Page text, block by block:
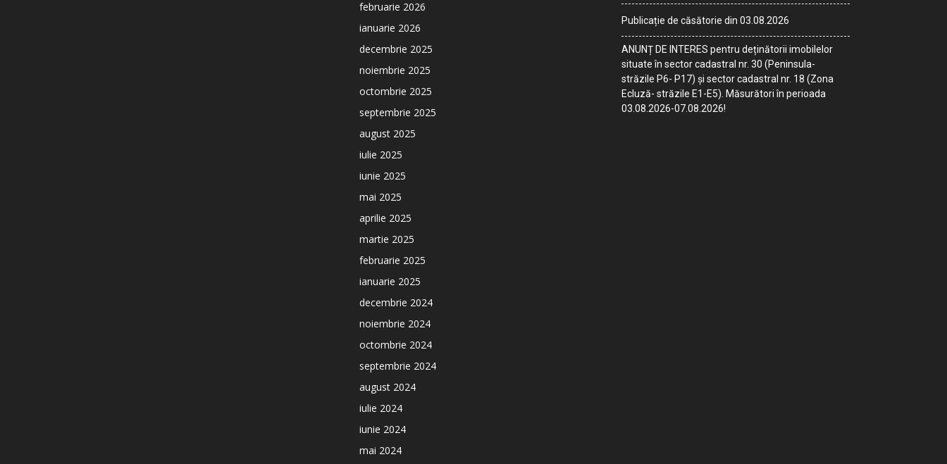
februarie 2026
ianuarie 2026
decembrie 2025
noiembrie 2025
octombrie 2025
septembrie 2025
august 2025
iulie 2025
iunie 2025
mai 2025
aprilie 2025
martie 2025
februarie 2025
ianuarie 2025
decembrie 2024
noiembrie 2024
octombrie 2024
septembrie 2024
august 2024
iulie 2024
iunie 2024
mai 2024
Publicație de căsătorie din 03.08.2026
ANUNȚ DE INTERES pentru deținătorii imobilelor
situate în sector cadastral nr. 30 (Peninsula-
străzile P6- P17) și sector cadastral nr. 18 (Zona
Ecluză- străzile E1-E5). Măsurători în perioada
03.08.2026-07.08.2026!